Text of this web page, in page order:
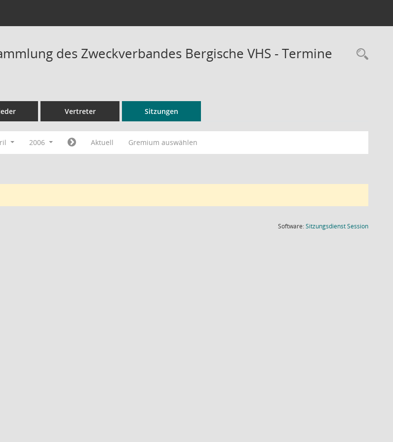
des Zweckverbandes Bergische VHS - Termine
Vertreter Sitzungen
2006 Aktuell Gremium auswählen
Software:SitzungsdienstSession(Wird in